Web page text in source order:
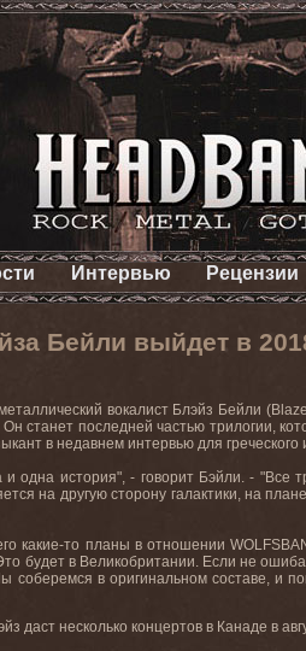
Интервью Рецензии
Бейли выйдет в
вокалист Блэйз Бейли
станет последней частью трилогии,
в недавнем интервью для
и одна история", - говорит Бэйли. - "Все
на другую сторону галактики, на
какие-то планы в отношении
будет в Великобритании. Если не
в оригинальном составе, и
даст несколько концертов в Канаде в